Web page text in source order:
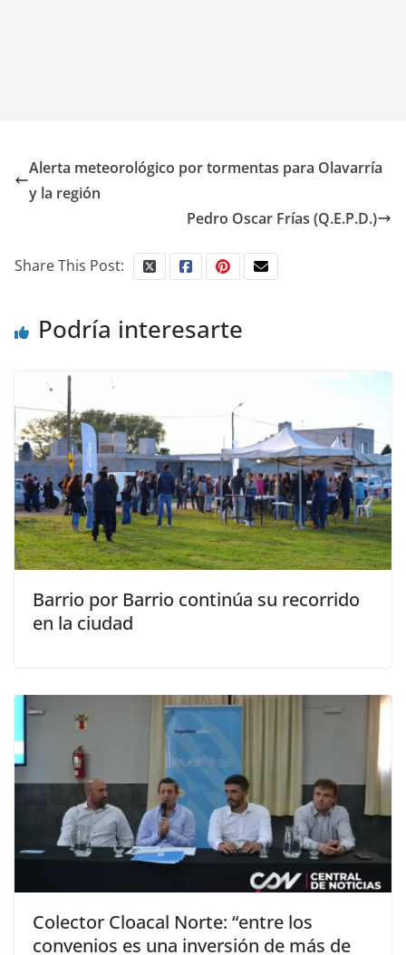
Alerta meteorológico por tormentas para Olavarría
y la región
Pedro Oscar Frías (Q.E.P.D.)
Share This Post:
Podría interesarte
Barrio por Barrio continúa su recorrido
en la ciudad
Colector Cloacal Norte: “entre los
convenios es una inversión de más de